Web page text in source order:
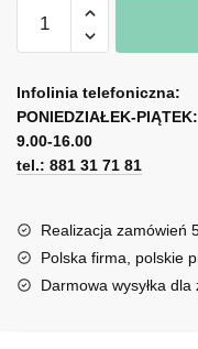
Like
plakat
l
t
e
r
a
t
i
Infolinia telefoniczna:
PONIEDZIAŁEK-PIĄTEK:
9.00-16.00
tel.: 881 31 71 81
Realizacja zamówień
Polska firma, polskie
Darmowa wysyłka